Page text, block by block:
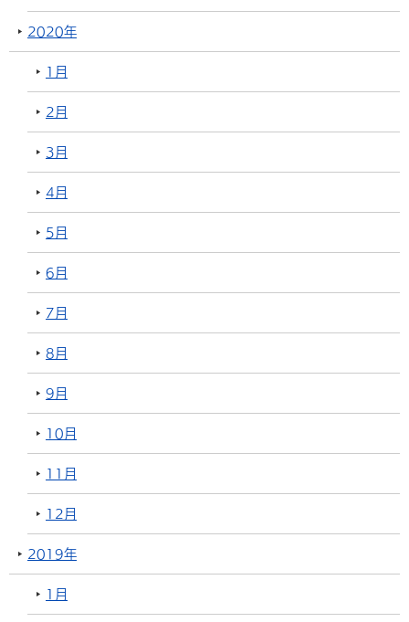
2020年
1月
2月
3月
4月
5月
6月
7月
8月
9月
10月
11月
12月
2019年
1月